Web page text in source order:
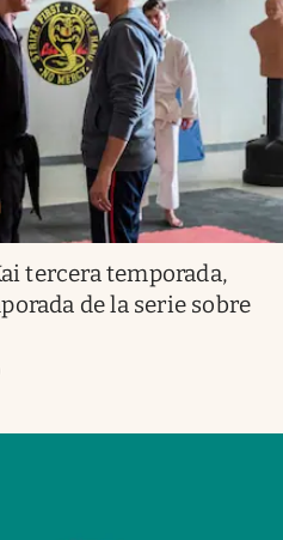
tercera temporada,
de la serie sobre